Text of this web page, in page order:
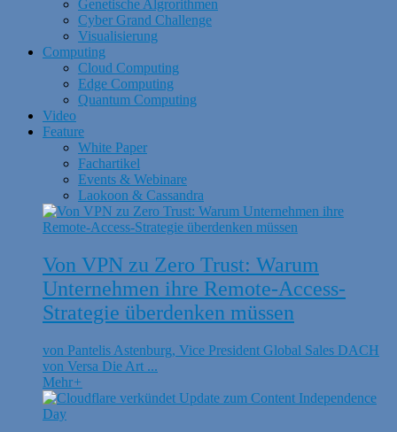
Genetische Algrorithmen
Cyber Grand Challenge
Visualisierung
Computing
Cloud Computing
Edge Computing
Quantum Computing
Video
Feature
White Paper
Fachartikel
Events & Webinare
Laokoon & Cassandra
Von VPN zu Zero Trust: Warum
Unternehmen ihre Remote-Access-
Strategie überdenken müssen
von Pantelis Astenburg, Vice President Global Sales DACH
von Versa Die Art ...
Mehr+